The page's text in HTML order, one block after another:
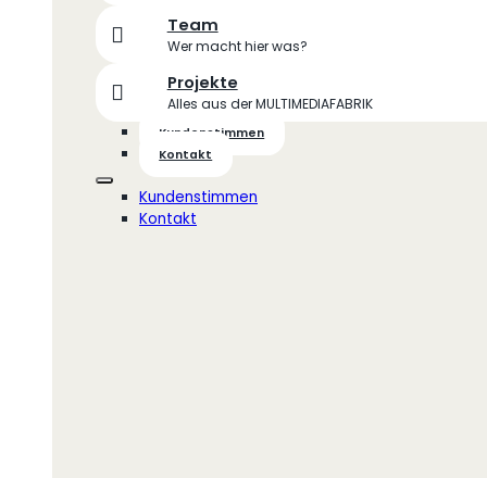
Team
Wer macht hier was?
Projekte
Alles aus der MULTIMEDIAFABRIK
Kundenstimmen
Kontakt
Kundenstimmen
Kontakt